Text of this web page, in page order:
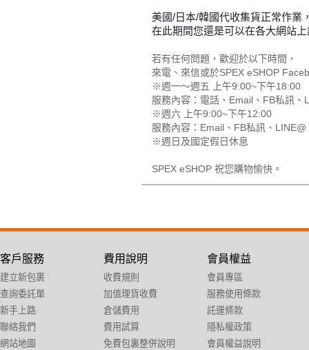
美國/日本/韓國代收集貨正常作業
在此期間您還是可以在各大網站
若有任何問題，歡迎於以下時間，
來電、來信或於SPEX eSHOP
※週一～週五 上午9:00~下午18:00
服務內容：電話、Email、FB私訊
※週六 上午9:00~下午12:00
服務內容：Email、FB私訊、LINE@
※週日及國定假日休息
SPEX eSHOP 祝您購物愉快。
客戶服務
建立新包裹
查詢委託單
新手上路
聯絡我們
網站地圖
費用說明
收費規則
加值理貨收費
倉儲費用
費用試算
免費包裏整併說明
會員權益
會員專區
服務使用條款
託運條款
隱私權政策
會員權益說明